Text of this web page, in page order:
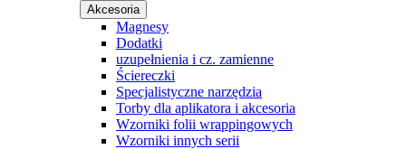
Akcesoria
Magnesy
Dodatki
uzupełnienia i cz. zamienne
Ściereczki
Specjalistyczne narzędzia
Torby dla aplikatora i akcesoria
Wzorniki folii wrappingowych
Wzorniki innych serii